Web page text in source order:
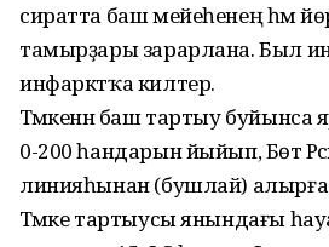
сиратта баш мейеһенең һәм
тамырҙары зарарлана. Был
инфарктҡа килтерә.
Тәмәкенән баш тартыу
0-200 һандарын йыйып, Бөтә
линияһынан (бушлай)
Тәмәке тартыусы янындағы